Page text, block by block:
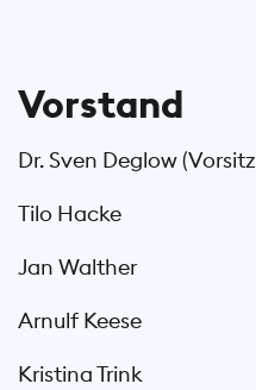
Vorstand
Dr. Sven Deglow
Tilo Hacke
Jan Walther
Arnulf Keese
Kristina Trink